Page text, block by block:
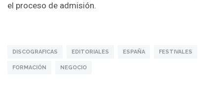
el proceso de admisión.
DISCOGRAFICAS EDITORIALES ESPAÑA FESTIVALES
FORMACIÓN NEGOCIO